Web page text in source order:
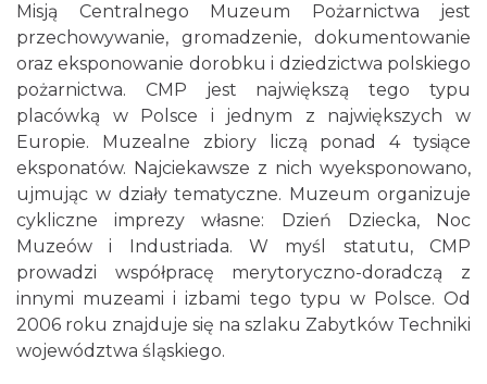
Misją Centralnego Muzeum Pożarnictwa jest
przechowywanie, gromadzenie, dokumentowanie
oraz eksponowanie dorobku i dziedzictwa polskiego
pożarnictwa. CMP jest największą tego typu
placówką w Polsce i jednym z największych w
Europie. Muzealne zbiory liczą ponad 4 tysiące
eksponatów. Najciekawsze z nich wyeksponowano,
ujmując w działy tematyczne. Muzeum organizuje
cykliczne imprezy własne: Dzień Dziecka, Noc
Muzeów i Industriada. W myśl statutu, CMP
prowadzi współpracę merytoryczno-doradczą z
innymi muzeami i izbami tego typu w Polsce. Od
2006 roku znajduje się na szlaku Zabytków Techniki
województwa śląskiego.